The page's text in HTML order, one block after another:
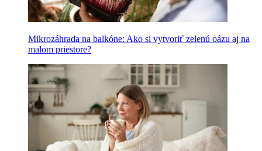
Mikrozáhrada na balkóne: Ako si vytvoriť zelenú oázu aj na
malom priestore?